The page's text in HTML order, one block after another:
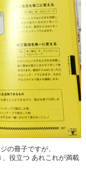
の冊子ですが、
役立つ あれこれが満載